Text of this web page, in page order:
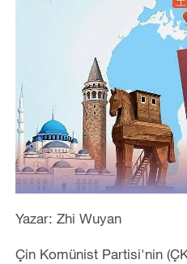
Yazar: Zhi Wuyan
Çin Komünist Partisi'nin